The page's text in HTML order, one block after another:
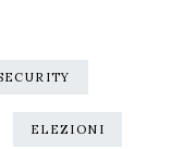
ELEZIONI